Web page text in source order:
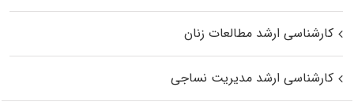
کارشناسی ارشد مطالعات زنان
کارشناسی ارشد مدیریت نساجی